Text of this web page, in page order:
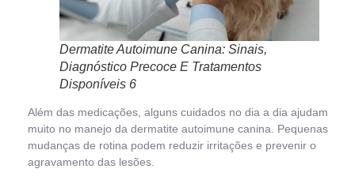
Dermatite Autoimune Canina: Sinais,
Diagnóstico Precoce E Tratamentos
Disponíveis 6
Além das medicações, alguns cuidados no dia a dia ajudam
muito no manejo da dermatite autoimune canina. Pequenas
mudanças de rotina podem reduzir irritações e prevenir o
agravamento das lesões.